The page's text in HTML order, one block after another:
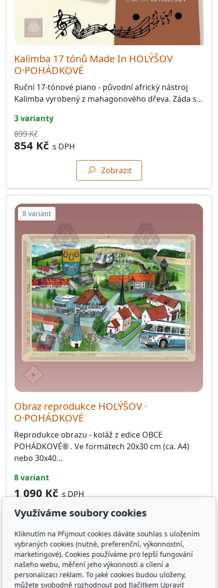
Kalimba 17 tónů Made In HOLÝŠOV
O·POHÁDKOVÉ
Ruční 17-tónové piano - původní africký nástroj
Kalimba vyrobený z mahagonového dřeva. Záda s…
3 varianty
899 Kč
854 Kč s DPH
Zobrazit
8 variant
Obraz reprodukce HOLÝŠOV ·
O·POHÁDKOVÉ
Reprodukce obrazu - koláž z edice OBCE
POHÁDKOVÉ® . Ve formátech 20x30 cm (ca. A4)
nebo 30x40…
8 variant
1 090 Kč s DPH
Zobrazit
8 variant
Využíváme soubory cookies
Kliknutím na Přijmout cookies dáváte souhlas s uložením
vybraných cookies (nutné, preferenční, výkonnostní,
marketingové). Cookies používáme pro lepší fungování
našeho webu, měření jeho výkonnosti a cílení a
personalizaci reklam. To jaké cookies budou uloženy,
můžete svobodně rozhodnout pod tlačítkem Upravit